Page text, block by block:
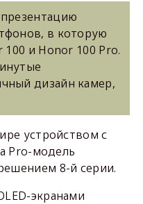
в которую
и Honor 100 Pro.
дизайн камер,
устройством с
Pro-модель
8-й серии.
экранами